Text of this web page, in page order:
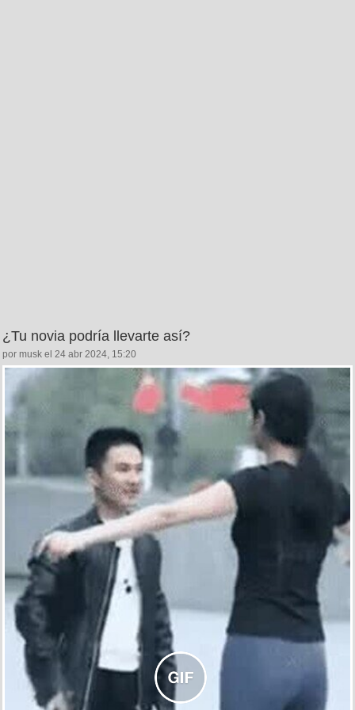
¿Tu novia podría llevarte así?
por musk el 24 abr 2024, 15:20